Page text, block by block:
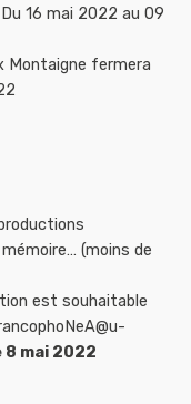
16 mai 2022 au 09
Montaigne fermera
(moins de
est souhaitable
8 mai 2022